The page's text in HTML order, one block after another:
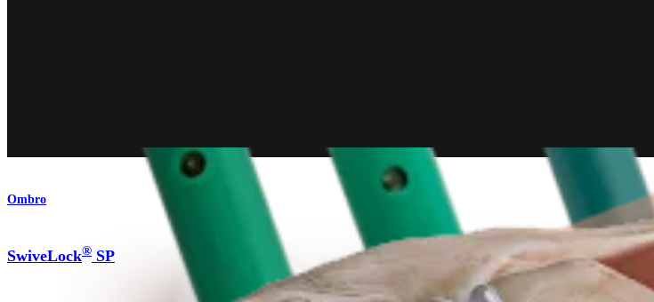
Ombro
SwiveLock® SP